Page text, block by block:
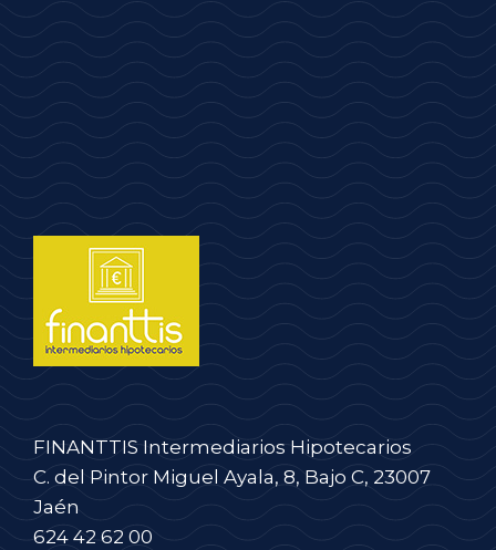
FINANTTIS Intermediarios Hipotecarios
C. del Pintor Miguel Ayala, 8, Bajo C, 23007
Jaén
624 42 62 00